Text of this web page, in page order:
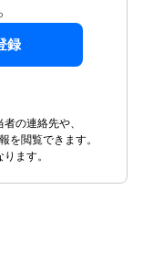
録
の連絡先や、
を閲覧できます。
ます。